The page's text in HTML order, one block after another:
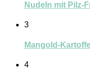
Nudeln mit Pilz-
3
Mangold-
4